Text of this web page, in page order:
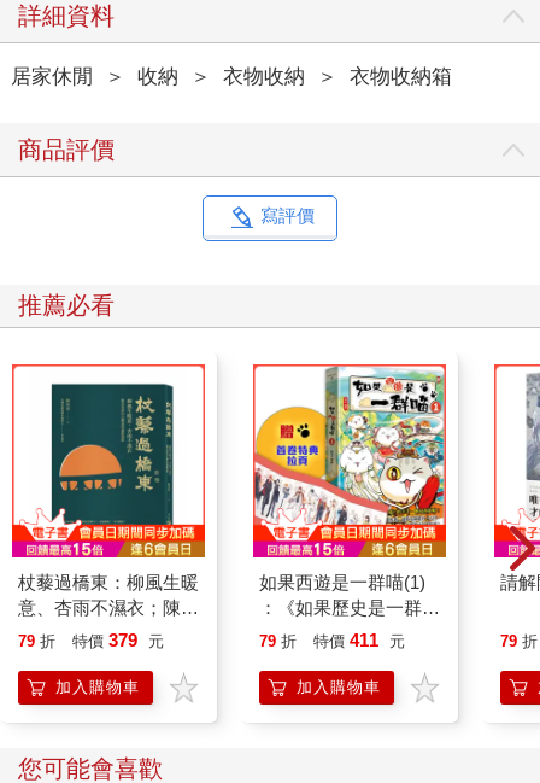
詳細資料
居家休閒 ＞ 收納 ＞ 衣物收納 ＞ 衣物收納箱
商品評價
寫評價
推薦必看
杖藜過橋東：柳風生暖
意、杏雨不濕衣；陳亮
恭談以心轉境的適齡漫
79 折 特價 379 元
加入購物車
如果西遊是一群喵(1)
：《如果歷史是一群
喵》作者最新力作，附
79 折 特價 411 元
加入購物車
請解
79 折
您可能會喜歡